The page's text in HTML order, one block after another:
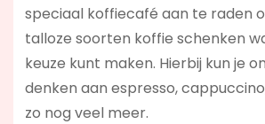
speciaal koffiecafé aan te raden
talloze soorten koffie schenken
keuze kunt maken. Hierbij kun je
denken aan espresso,
zo nog veel meer.